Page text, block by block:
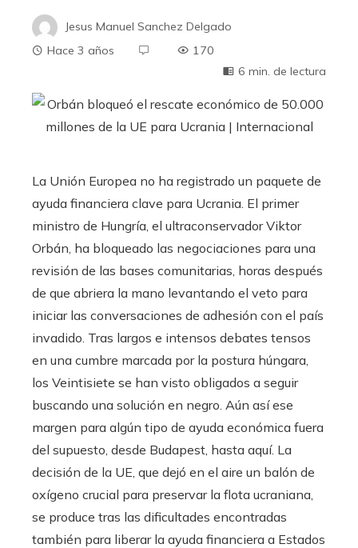
Jesus Manuel Sanchez Delgado
Hace 3 años
170
6 min. de lectura
La Unión Europea no ha registrado un paquete de
ayuda financiera clave para Ucrania. El primer
ministro de Hungría, el ultraconservador Viktor
Orbán, ha bloqueado las negociaciones para una
revisión de las bases comunitarias, horas después
de que abriera la mano levantando el veto para
iniciar las conversaciones de adhesión con el país
invadido. Tras largos e intensos debates tensos
en una cumbre marcada por la postura húngara,
los Veintisiete se han visto obligados a seguir
buscando una solución en negro. Aún así ese
margen para algún tipo de ayuda económica fuera
del supuesto, desde Budapest, hasta aquí. La
decisión de la UE, que dejó en el aire un balón de
oxígeno crucial para preservar la flota ucraniana,
se produce tras las dificultades encontradas
también para liberar la ayuda financiera a Estados